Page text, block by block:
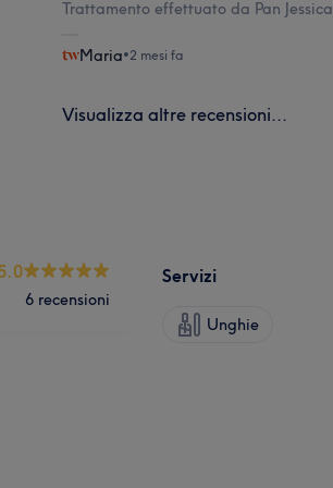
Trattamento effettuato da Pan Jessica
Maria•2 mesi fa
Visualizza altre recensioni...
6 recensioni
Servizi
Unghie